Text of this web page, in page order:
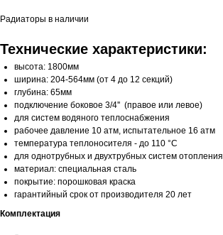
Радиаторы в наличии
Технические характеристики:
высота: 1800мм
ширина: 204-564мм (от 4 до 12 секций)
глубина: 65мм
подключение боковое 3/4'' (правое или левое)
для систем водяного теплоснабжения
рабочее давление 10 атм, испытательное 16 атм
температура теплоносителя - до 110 °С
для однотрубных и двухтрубных систем отопления
материал: специальная сталь
покрытие: порошковая краска
гарантийный срок от производителя 20 лет
Комплектация